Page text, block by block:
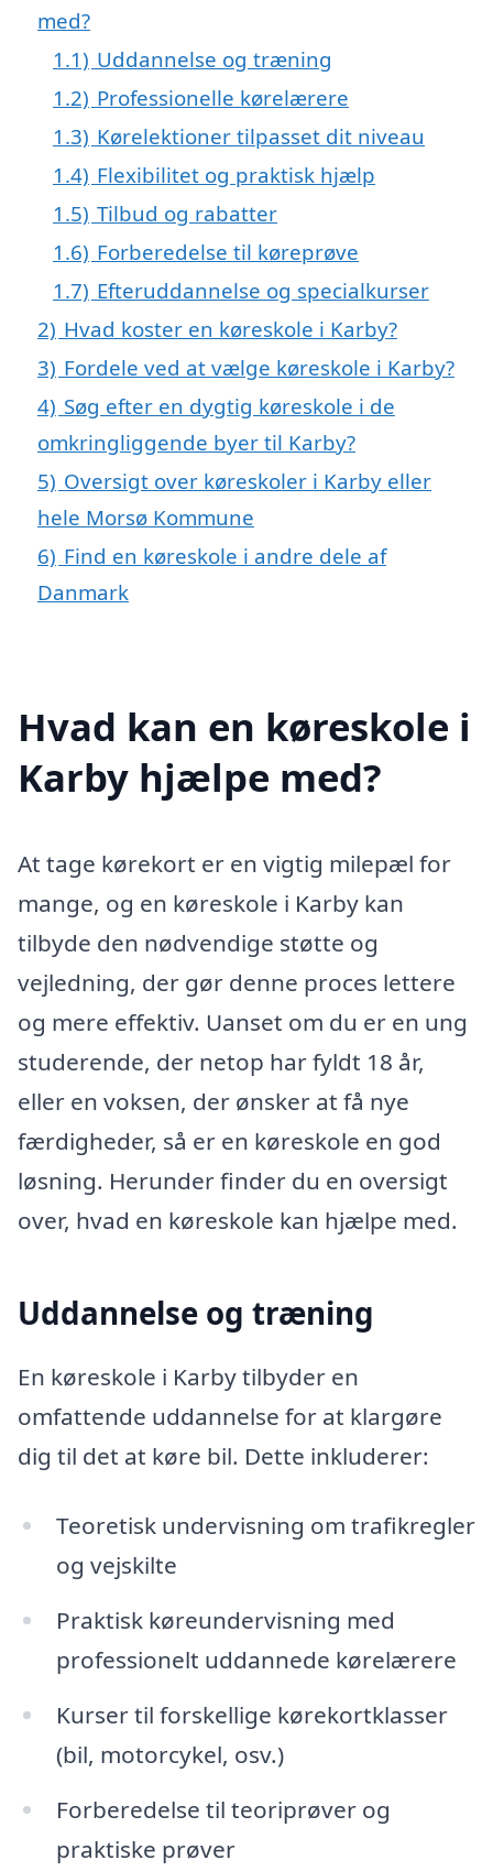
med?
1.1) Uddannelse og træning
1.2) Professionelle kørelærere
1.3) Kørelektioner tilpasset dit niveau
1.4) Flexibilitet og praktisk hjælp
1.5) Tilbud og rabatter
1.6) Forberedelse til køreprøve
1.7) Efteruddannelse og specialkurser
2) Hvad koster en køreskole i Karby?
3) Fordele ved at vælge køreskole i Karby?
4) Søg efter en dygtig køreskole i de
omkringliggende byer til Karby?
5) Oversigt over køreskoler i Karby eller
hele Morsø Kommune
6) Find en køreskole i andre dele af
Danmark
Hvad kan en køreskole i
Karby hjælpe med?
At tage kørekort er en vigtig milepæl for
mange, og en køreskole i Karby kan
tilbyde den nødvendige støtte og
vejledning, der gør denne proces lettere
og mere effektiv. Uanset om du er en ung
studerende, der netop har fyldt 18 år,
eller en voksen, der ønsker at få nye
færdigheder, så er en køreskole en god
løsning. Herunder finder du en oversigt
over, hvad en køreskole kan hjælpe med.
Uddannelse og træning
En køreskole i Karby tilbyder en
omfattende uddannelse for at klargøre
dig til det at køre bil. Dette inkluderer:
Teoretisk undervisning om trafikregler
og vejskilte
Praktisk køreundervisning med
professionelt uddannede kørelærere
Kurser til forskellige kørekortklasser
(bil, motorcykel, osv.)
Forberedelse til teoriprøver og
praktiske prøver